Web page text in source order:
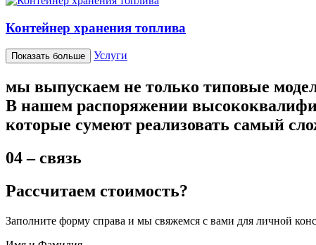
Контейнер хранения топлива
Показать больше Услуги
мы выпускаем не только типовые
В нашем распоряжении
которые сумеют реализовать самый
04 – связь
Рассчитаем стоимость?
Заполните форму справа и мы свяжемся с вами для личной